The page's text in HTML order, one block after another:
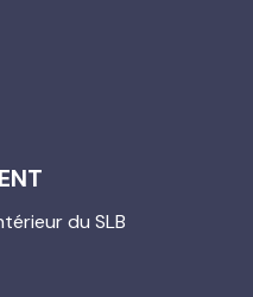
du SLB